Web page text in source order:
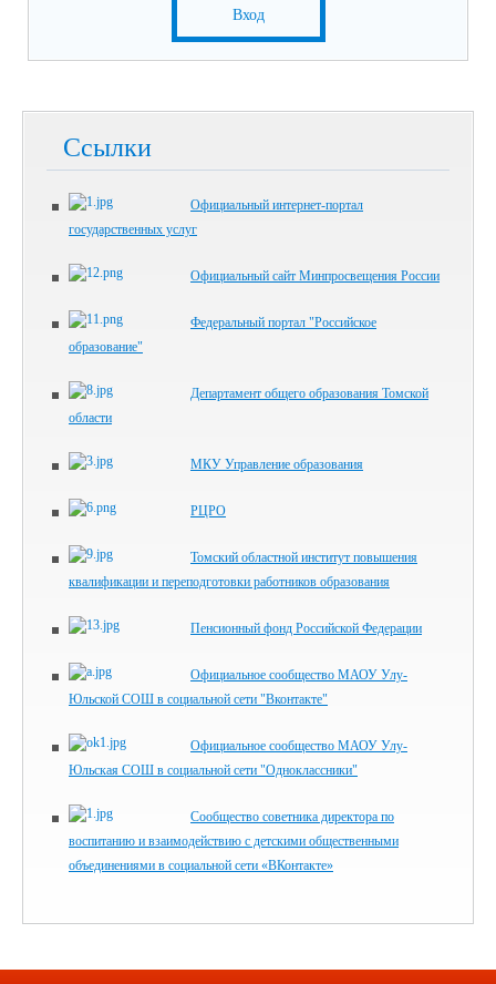
Вход
Ссылки
Официальный интернет-портал
государственных услуг
Официальный сайт Минпросвещения России
Федеральный портал "Российское
образование"
Департамент общего образования Томской
области
МКУ Управление образования
РЦРО
Томский областной институт повышения
квалификации и переподготовки работников образования
Пенсионный фонд Российской Федерации
Официальное сообщество МАОУ Улу-
Юльской СОШ в социальной сети "Вконтакте"
Официальное сообщество МАОУ Улу-
Юльская СОШ в социальной сети "Одноклассники"
Сообщество советника директора по
воспитанию и взаимодействию с детскими общественными
объединениями в социальной сети «ВКонтакте»